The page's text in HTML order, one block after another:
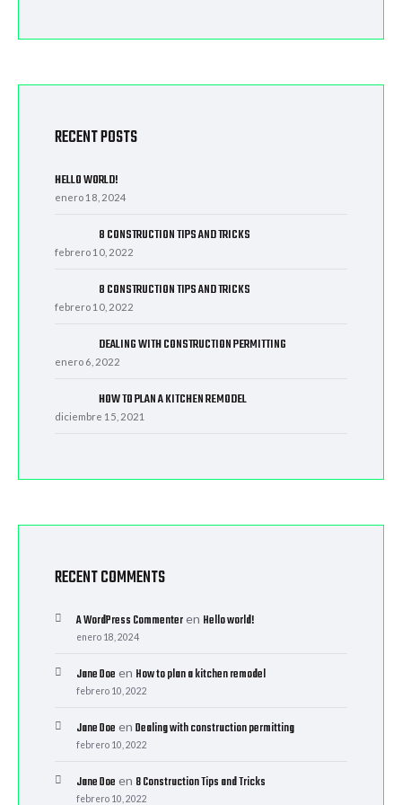
RECENT POSTS
HELLO WORLD!
enero 18, 2024
8 CONSTRUCTION TIPS AND TRICKS
febrero 10, 2022
8 CONSTRUCTION TIPS AND TRICKS
febrero 10, 2022
DEALING WITH CONSTRUCTION PERMITTING
enero 6, 2022
HOW TO PLAN A KITCHEN REMODEL
diciembre 15, 2021
RECENT COMMENTS
A WordPress Commenteren Hello world!
enero 18, 2024
Jane Doe en How to plan a kitchen remodel
febrero 10, 2022
Jane Doe en Dealing with construction permitting
febrero 10, 2022
Jane Doe en 8 Construction Tips and Tricks
febrero 10, 2022